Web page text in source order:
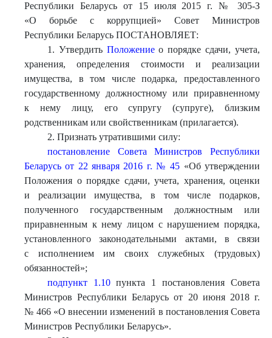
Республики Беларусь от 15 июля 2015 г. № 305-З
«О борьбе с коррупцией» Совет Министров
Республики Беларусь ПОСТАНОВЛЯЕТ:
1. Утвердить Положениео порядке сдачи, учета,
хранения, определения стоимости и реализации
имущества, в том числе подарка, предоставленного
государственному должностному или приравненному
к нему лицу, его супругу (супруге), близким
родственникам или свойственникам (прилагается).
2. Признать утратившими силу:
постановление Совета Министров Республики
Беларусь от 22 января 2016 г. № 45 «Об утверждении
Положения о порядке сдачи, учета, хранения, оценки
и реализации имущества, в том числе подарков,
полученного государственным должностным или
приравненным к нему лицом с нарушением порядка,
установленного законодательными актами, в связи
с исполнением им своих служебных (трудовых)
обязанностей»;
подпункт 1.10пункта 1 постановления Совета
Министров Республики Беларусь от 20 июня 2018 г.
№ 466 «О внесении изменений в постановления Совета
Министров Республики Беларусь».